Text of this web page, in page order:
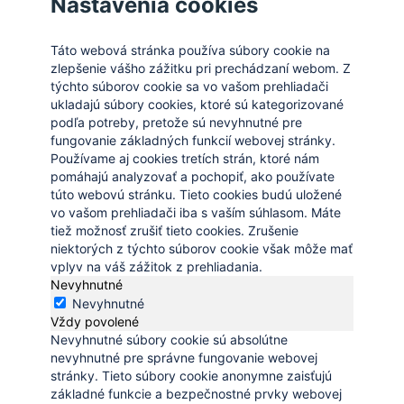
Táto webová stránka používa súbory cookie na
zlepšenie vášho zážitku pri prechádzaní webom. Z
týchto súborov cookie sa vo vašom prehliadači
ukladajú súbory cookies, ktoré sú kategorizované
podľa potreby, pretože sú nevyhnutné pre
fungovanie základných funkcií webovej stránky.
Používame aj cookies tretích strán, ktoré nám
pomáhajú analyzovať a pochopiť, ako používate
túto webovú stránku. Tieto cookies budú uložené
vo vašom prehliadači iba s vaším súhlasom. Máte
tiež možnosť zrušiť tieto cookies. Zrušenie
niektorých z týchto súborov cookie však môže mať
vplyv na váš zážitok z prehliadania.
Nevyhnutné
Nevyhnutné
Vždy povolené
Nevyhnutné súbory cookie sú absolútne
nevyhnutné pre správne fungovanie webovej
stránky. Tieto súbory cookie anonymne zaisťujú
základné funkcie a bezpečnostné prvky webovej